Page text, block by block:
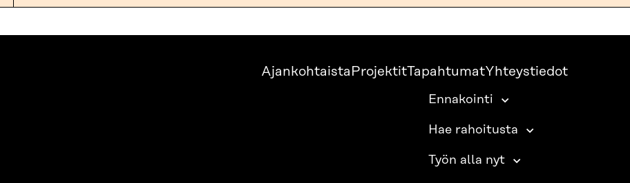
Ajankohtaista ProjektitTapahtumatYhteystiedot
Ennakointi
Hae rahoitusta
Työn alla nyt